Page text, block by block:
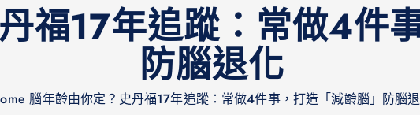
福17年追蹤：常做4件
防腦退化
腦年齡由你定？史丹福17年追蹤：常做4件事，打造「減齡腦」防腦